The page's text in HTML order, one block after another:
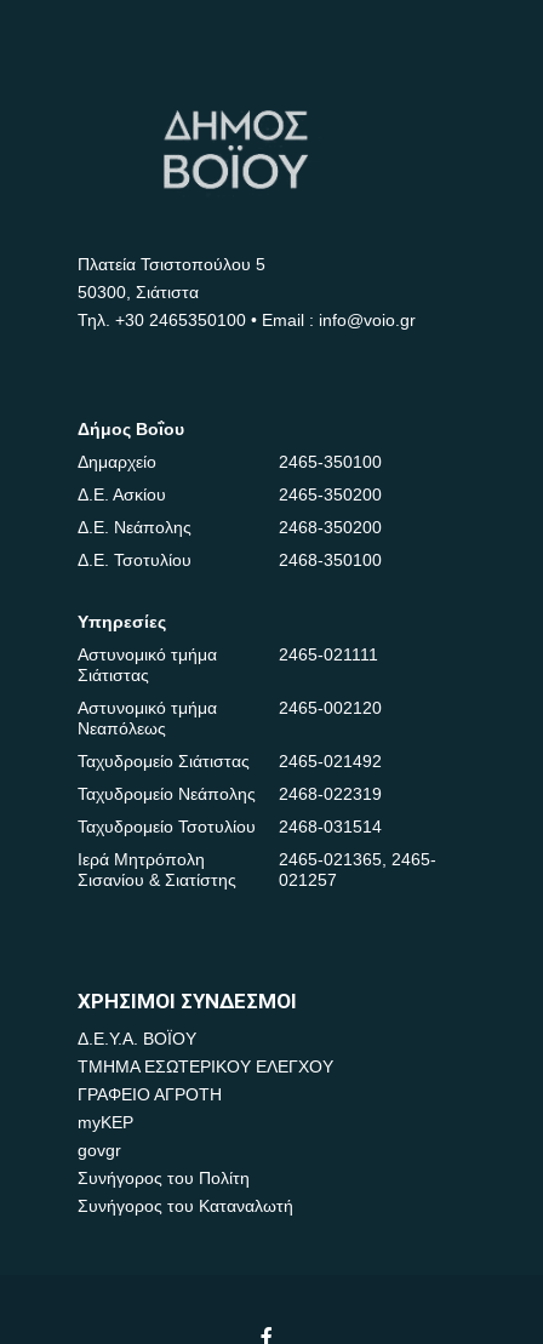
Πλατεία Τσιστοπούλου 5
50300, Σιάτιστα
Τηλ. +30 2465350100 • Email : info@voio.gr
Δήμος Βοΐου
Δημαρχείο
2465-350100
Δ.Ε. Ασκίου
2465-350200
Δ.Ε. Νεάπολης
2468-350200
Δ.Ε. Τσοτυλίου
2468-350100
Υπηρεσίες
Αστυνομικό τμήμα
Σιάτιστας
2465-021111
Αστυνομικό τμήμα
Νεαπόλεως
2465-002120
Ταχυδρομείο Σιάτιστας
2465-021492
Ταχυδρομείο Νεάπολης
2468-022319
Ταχυδρομείο Τσοτυλίου
2468-031514
Ιερά Μητρόπολη
Σισανίου & Σιατίστης
2465-021365, 2465-
021257
ΧΡΗΣΙΜΟΙ ΣΥΝΔΕΣΜΟΙ
Δ.Ε.Υ.Α. ΒΟΪΟΥ
ΤΜΗΜΑ ΕΣΩΤΕΡΙΚΟΥ ΕΛΕΓΧΟΥ
ΓΡΑΦΕΙΟ ΑΓΡΟΤΗ
myKEP
govgr
Συνήγορος του Πολίτη
Συνήγορος του Καταναλωτή